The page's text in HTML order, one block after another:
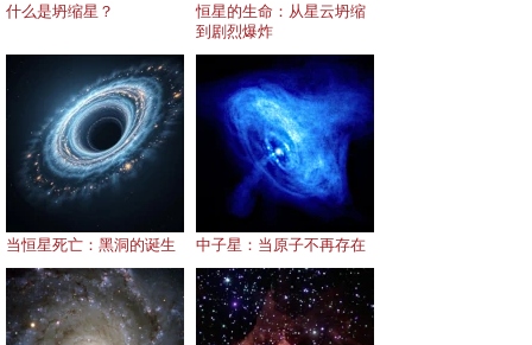
什么是坍缩星？
恒星的生命：从星云坍缩
到剧烈爆炸
当恒星死亡：黑洞的诞生 中子星：当原子不再存在